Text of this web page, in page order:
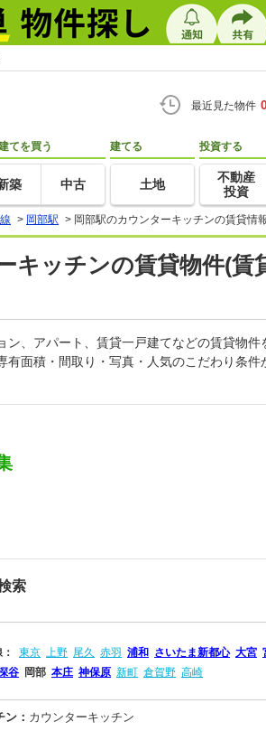
最近見た物件
てを買う
築 中古
建てる
土地
投資する
不動産
投資
> 岡部駅 > 岡部駅のカウンターキッチンの賃貸情
キッチンの賃貸物件(
、アパート、賃貸一戸建てなどの賃貸物
面積・間取り・写真・人気のこだわり条
索
東京 上野 尾久 赤羽 浦和 さいたま新都心 大宮
谷 岡部 本庄 神保原 新町 倉賀野 高崎
ン： カウンターキッチン